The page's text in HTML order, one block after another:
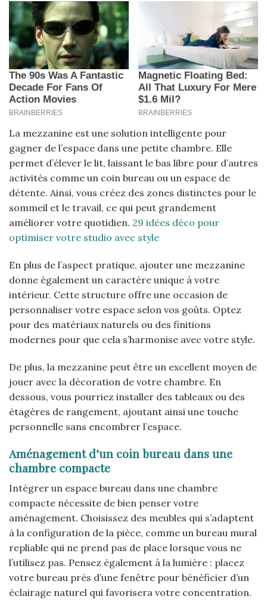
La mezzanine est une solution intelligente pour
gagner de l’espace dans une petite chambre. Elle
permet d’élever le lit, laissant le bas libre pour d’autres
activités comme un coin bureau ou un espace de
détente. Ainsi, vous créez des zones distinctes pour le
sommeil et le travail, ce qui peut grandement
améliorer votre quotidien. 29 idées déco pour
optimiser votre studio avec style
En plus de l’aspect pratique, ajouter une mezzanine
donne également un caractère unique à votre
intérieur. Cette structure offre une occasion de
personnaliser votre espace selon vos goûts. Optez
pour des matériaux naturels ou des finitions
modernes pour que cela s’harmonise avec votre style.
De plus, la mezzanine peut être un excellent moyen de
jouer avec la décoration de votre chambre. En
dessous, vous pourriez installer des tableaux ou des
étagères de rangement, ajoutant ainsi une touche
personnelle sans encombrer l’espace.
Aménagement d’un coin bureau dans une
chambre compacte
Intégrer un espace bureau dans une chambre
compacte nécessite de bien penser votre
aménagement. Choisissez des meubles qui s’adaptent
à la configuration de la pièce, comme un bureau mural
repliable qui ne prend pas de place lorsque vous ne
l’utilisez pas. Pensez également à la lumière : placez
votre bureau près d’une fenêtre pour bénéficier d’un
éclairage naturel qui favorisera votre concentration.